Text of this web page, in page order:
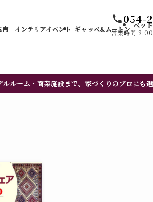
内 インテリアイベント ギャッベ&ムートン ベッ
ルルーム・商業施設まで、家づくりのプロにも
054-
営業時間